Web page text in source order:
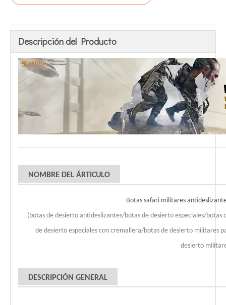
Descripción del Producto
NOMBRE DEL ÁRTICULO
Botas safari militares
(botas de desierto antideslizantes/botas de desierto especiales/
de desierto especiales con cremallera/botas de desierto militares
desierto
DESCRIPCIÓN GENERAL